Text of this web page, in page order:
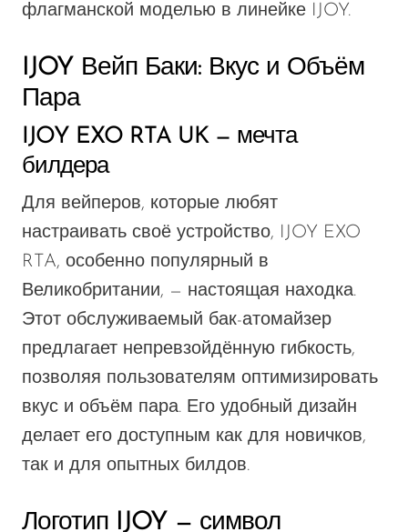
флагманской моделью в линейке IJOY.
IJOY Вейп Баки: Вкус и Объём
Пара
IJOY EXO RTA UK — мечта
билдера
Для вейперов, которые любят
настраивать своё устройство, IJOY EXO
RTA, особенно популярный в
Великобритании, — настоящая находка.
Этот обслуживаемый бак-атомайзер
предлагает непревзойдённую гибкость,
позволяя пользователям оптимизировать
вкус и объём пара. Его удобный дизайн
делает его доступным как для новичков,
так и для опытных билдов.
Логотип IJOY — символ